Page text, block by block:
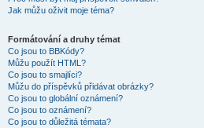
Jak můžu oživit moje téma?
Formátování a druhy témat
Co jsou to BBKódy?
Můžu použít HTML?
Co jsou to smajlíci?
Můžu do příspěvků přidávat obrázky?
Co jsou to globální oznámení?
Co jsou to oznámení?
Co jsou to důležitá témata?